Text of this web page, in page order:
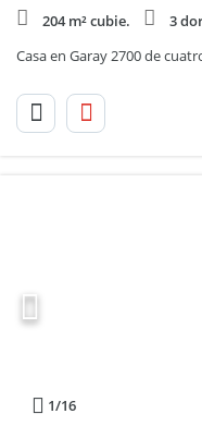
204 m² cubie.
3
Casa en Garay 2700 de
1/16